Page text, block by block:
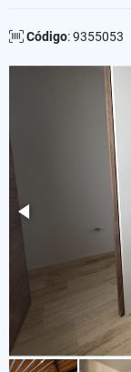
Código: 9355053